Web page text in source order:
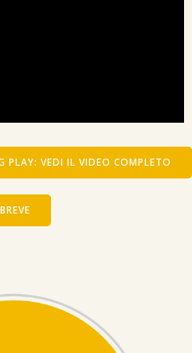
PLAY: VEDI IL VIDEO COMPLETO